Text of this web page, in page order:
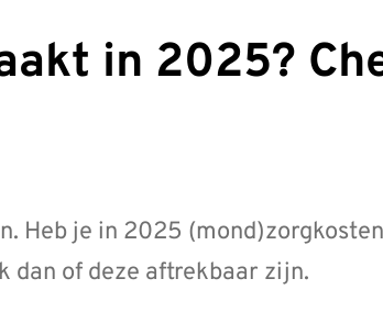
Heb je in 2025
dan of deze aftrekbaar zijn.